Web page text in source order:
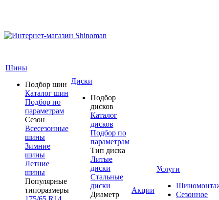
Шины
Подбор шин
Каталог шин
Подбор по
параметрам
Сезон
Всесезонные
шины
Зимние
шины
Летние
шины
Популярные
типоразмеры
Диски
Подбор
дисков
Каталог
дисков
Подбор по
параметрам
Тип диска
Литые
диски
Стальные
диски
Диаметр
Акции
Услуги
Сезонное